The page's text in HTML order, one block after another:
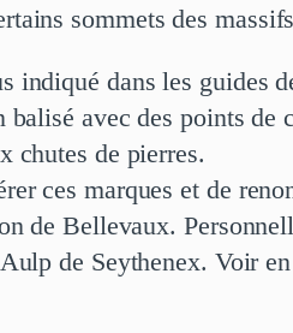
sommets des
indiqué dans les
avec des points
chutes de pierres.
ces marques et de
de Bellevaux.
de Seythenex. Voir